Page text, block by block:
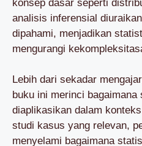
konsep dasar seperti
analisis inferensial
dipahami, menjadikan
mengurangi
Lebih dari sekadar
buku ini merinci
diaplikasikan dalam
studi kasus yang relevan,
menyelami bagaimana